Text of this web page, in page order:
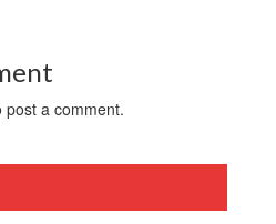
post a comment.